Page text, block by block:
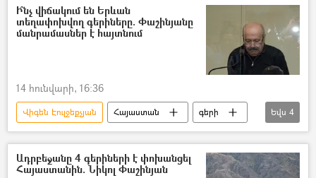
գերի
Վագիֆ Խաչատրյան
Ադրբեջան
Գևորգ Սուջյան
Ի՞նչ վիճակում են Երևան
տեղափոխվող գերիները. Փաշինյանը
մանրամասներ է հայտնում
14 հունվարի, 16:36
Վիգեն Էուլջեքչյան Հայաստան
գերի
Նիկոլ Փաշինյան
Ադրբեջան
Գևորգ Սուջյան
Վագիֆ Խաչատրյան
Եվս 4
Ադրբեջանը 4 գերիների է փոխանցել
Հայաստանին. Նիկոլ Փաշինյան